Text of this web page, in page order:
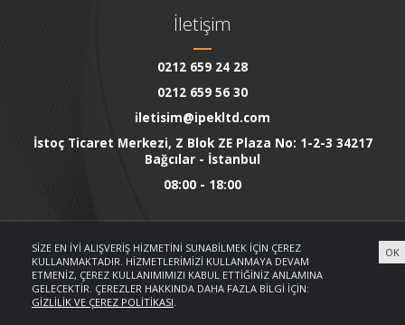
İletişim
0212 659 24 28
0212 659 56 30
iletisim@ipekltd.com
İstoç Ticaret Merkezi, Z Blok ZE Plaza No: 1-2-3 34217
Bağcılar - İstanbul
08:00 - 18:00
NET1 Teknoloji © 2018
SIZE EN IYI ALIŞVERIŞ HIZMETINI SUNABILMEK IÇIN ÇEREZ
KULLANMAKTADIR. HIZMETLERIMIZI KULLANMAYA DEVAM
ETMENIZ, ÇEREZ KULLANIMIMIZI KABUL ETTIĞINIZ ANLAMINA
GELECEKTIR. ÇEREZLER HAKKINDA DAHA FAZLA BILGI IÇIN:
GIZLILIK VE ÇEREZ POLITIKASI.
OK